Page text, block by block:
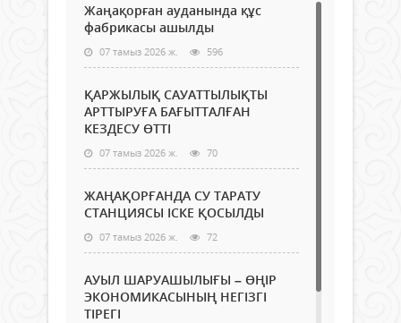
Жаңақорған ауданында құс
фабрикасы ашылды
07 тамыз 2026 ж. 596
ҚАРЖЫЛЫҚ САУАТТЫЛЫҚТЫ
АРТТЫРУҒА БАҒЫТТАЛҒАН
КЕЗДЕСУ ӨТТІ
07 тамыз 2026 ж. 70
ЖАҢАҚОРҒАНДА СУ ТАРАТУ
СТАНЦИЯСЫ ІСКЕ ҚОСЫЛДЫ
07 тамыз 2026 ж. 72
АУЫЛ ШАРУАШЫЛЫҒЫ – ӨҢІР
ЭКОНОМИКАСЫНЫҢ НЕГІЗГІ
ТІРЕГІ